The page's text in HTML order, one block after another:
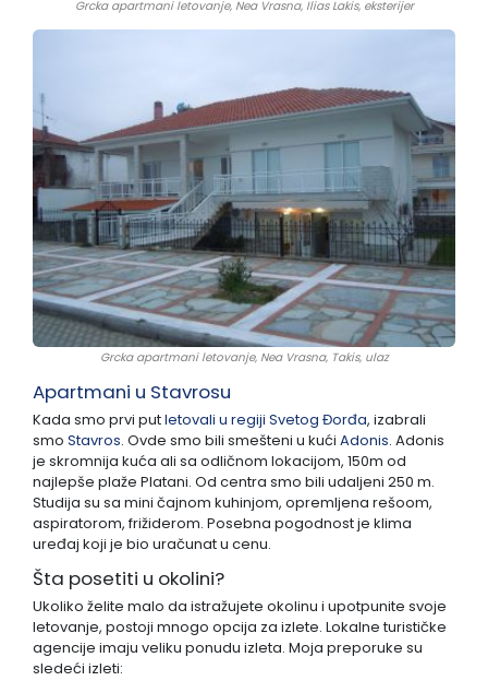
Grcka apartmani letovanje, Nea Vrasna, Ilias Lakis, eksterijer
Grcka apartmani letovanje, Nea Vrasna, Takis, ulaz
Apartmani u Stavrosu
Kada smo prvi putletovali u regiji Svetog Đorđa, izabrali
smo Stavros. Ovde smo bili smešteni u kući Adonis. Adonis
je skromnija kuća ali sa odličnom lokacijom, 150m od
najlepše plaže Platani. Od centra smo bili udaljeni 250 m.
Studija su sa mini čajnom kuhinjom, opremljena rešoom,
aspiratorom, frižiderom. Posebna pogodnost je klima
uređaj koji je bio uračunat u cenu.
Šta posetiti u okolini?
Ukoliko želite malo da istražujete okolinu i upotpunite svoje
letovanje, postoji mnogo opcija za izlete. Lokalne turističke
agencije imaju veliku ponudu izleta. Moja preporuke su
sledeći izleti: